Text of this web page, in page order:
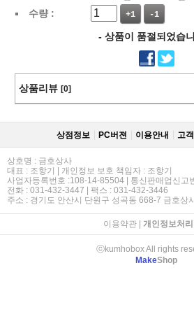
수량 :
+1 -1
- 상품이 품절되었습
상품리뷰 [0]
상점정보 PC버젼 이용안내 고
상호명 : 금호상사
대표 : 조항기 | 개인정보 보호 책임자 : 조항기
사업자등록번호 :108-14-85504 | 통신판매업신고
전화 : 031-432-3447 | 팩스 : 031-432-3446
주소 : 경기도 안산시 단원구 성곡동 668-7 금호상
이용약관| 개인정보처
ⓒkumhobox All rights
MakeShop